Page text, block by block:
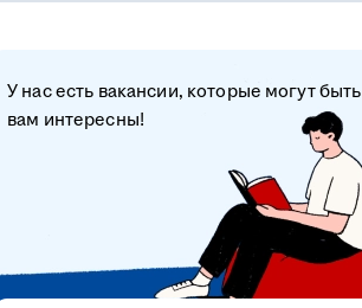
У нас есть вакансии, которые могут быть
вам интересны!